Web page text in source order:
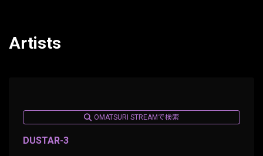
Artists
OMATSURI STREAMで検索
DUSTAR-3